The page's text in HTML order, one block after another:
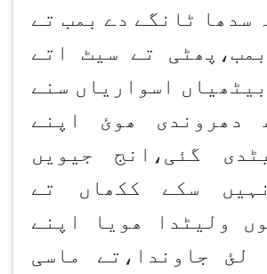
سدھا ٹانگے دے بمب تے
تے سیٹ اتے
اسواریاں سنے
دھروندی ھوئ اپنے
گئی،انج جیویں
نہیں سکے ککھاں تے
ولیٹدا ھویا اپنے
لئ جاوندا،تے ماسی